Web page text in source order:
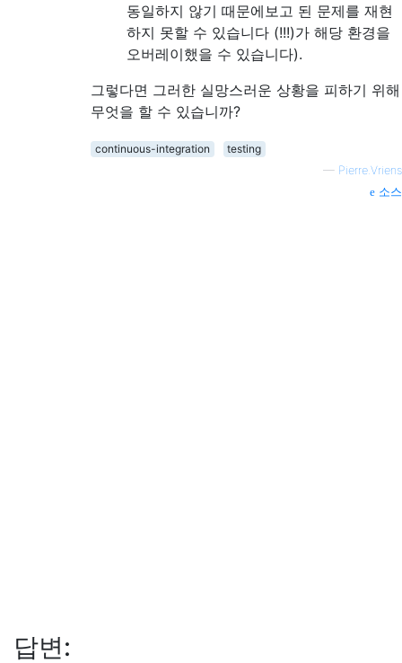
동일하지 않기 때문에보고 된 문제를 재현
하지 못할 수 있습니다 (!!!)가 해당 환경을
오버레이했을 수 있습니다).
그렇다면 그러한 실망스러운 상황을 피하기 위해
무엇을 할 수 있습니까?
continuous-integration
testing
— Pierre.Vriens
소스
답변: